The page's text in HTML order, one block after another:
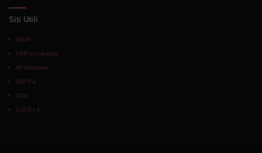
Siti Utili
MIUR
USR Lombardia
AT Mantova
NOI Pa
SIDI
S.O.F.I.A.